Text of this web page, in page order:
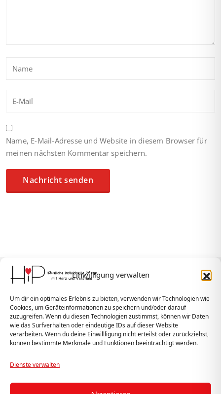
Einwilligung verwalten
Um dir ein optimales Erlebnis zu bieten, verwenden wir Technologien wie
Cookies, um Geräteinformationen zu speichern und/oder darauf
zuzugreifen. Wenn du diesen Technologien zustimmst, können wir Daten
wie das Surfverhalten oder eindeutige IDs auf dieser Website
verarbeiten. Wenn du deine Einwillligung nicht erteilst oder zurückziehst,
können bestimmte Merkmale und Funktionen beeinträchtigt werden.
Dienste verwalten
Name, E-Mail-Adresse und Website in diesem Browser für
meinen nächsten Kommentar speichern.
Hofackerstraße 7
74232 Abstatt
Mobil:(0177) 96 21 544